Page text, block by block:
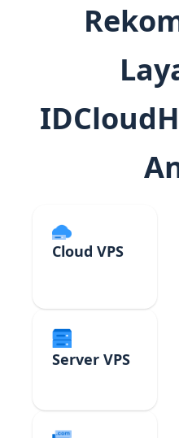
Cloud VPS
Server VPS